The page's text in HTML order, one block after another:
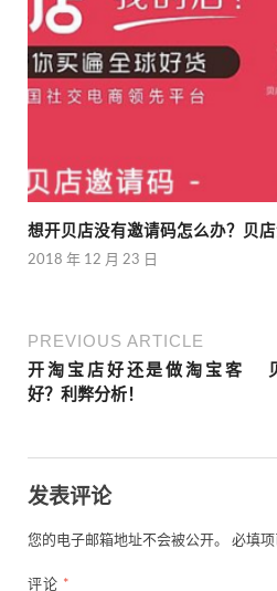
想开贝店没有邀请码怎么办？贝
2018 年 12 月 23 日
PREVIOUS ARTICLE
开淘宝店好还是做淘宝客
好？利弊分析！
发表评论
您的电子邮箱地址不会被公开。 必填项
评论 *